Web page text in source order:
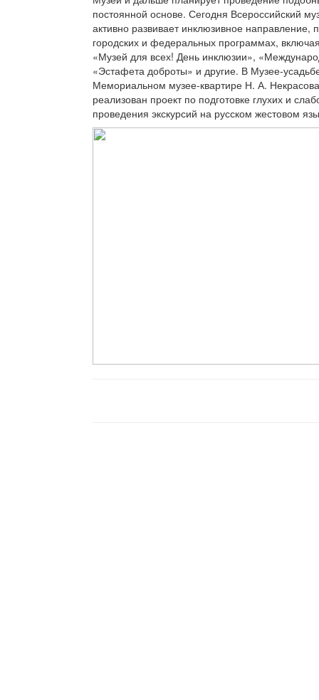
постоянной основе. Сегодня Всероссийский
активно развивает инклюзивное направление,
городских и федеральных программах,
«Музей для всех! День инклюзии»,
«Эстафета доброты» и другие. В Музее-
Мемориальном музее-квартире Н. А.
реализован проект по подготовке глухих и
проведения экскурсий на русском жестовом